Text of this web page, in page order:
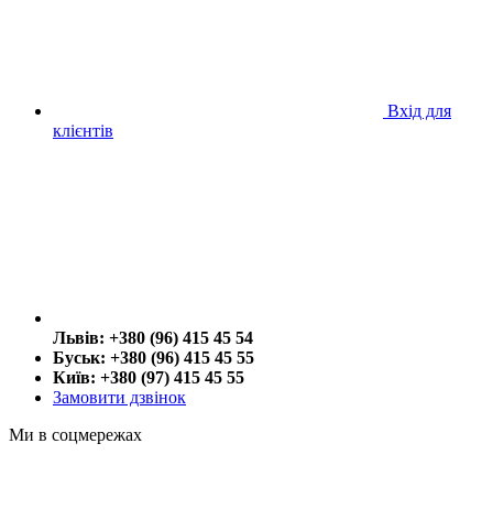
Вхід для
клієнтів
Львів: +380 (96) 415 45 54
Буськ: +380 (96) 415 45 55
Київ: +380 (97) 415 45 55
Замовити дзвінок
Ми в соцмережах